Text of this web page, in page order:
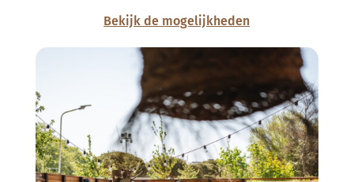
Bekijk de mogelijkheden